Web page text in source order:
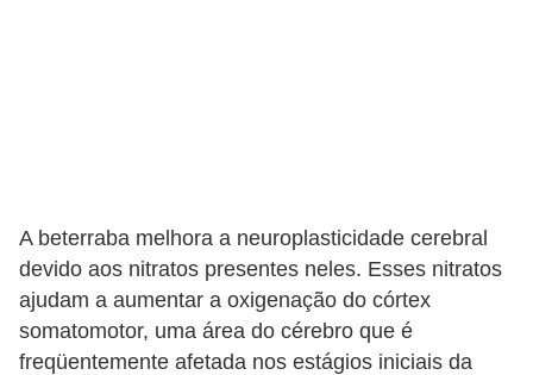
A beterraba melhora a neuroplasticidade cerebral
devido aos nitratos presentes neles. Esses nitratos
ajudam a aumentar a oxigenação do córtex
somatomotor, uma área do cérebro que é
freqüentemente afetada nos estágios iniciais da